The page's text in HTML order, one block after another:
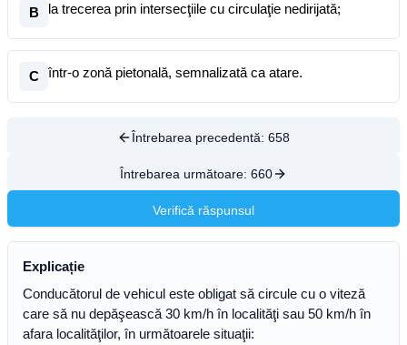
B la trecerea prin intersecţiile cu circulaţie nedirijată;
C într-o zonă pietonală, semnalizată ca atare.
Întrebarea precedentă: 658
Întrebarea următoare: 660
Verifică răspunsul
Explicație
Conducătorul de vehicul este obligat să circule cu o viteză
care să nu depăşească 30 km/h în localităţi sau 50 km/h în
afara localităţilor, în următoarele situaţii: